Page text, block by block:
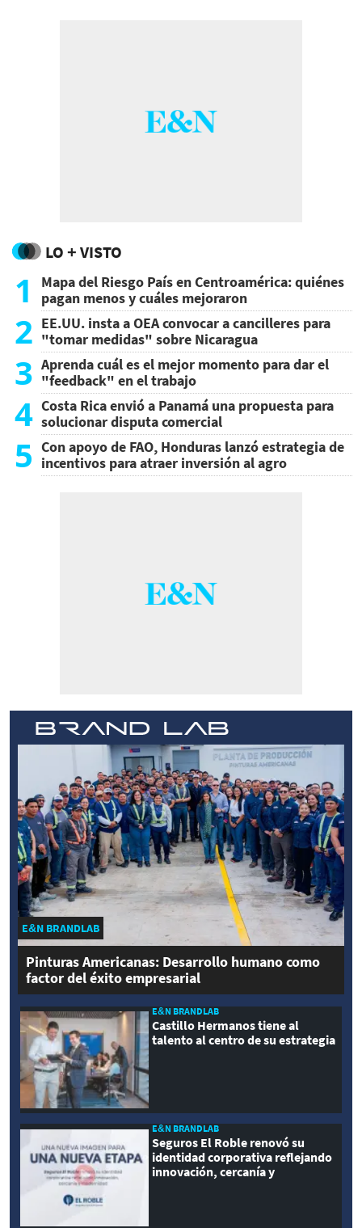
LO + VISTO
1
Mapa del Riesgo País en Centroamérica: quiénes
pagan menos y cuáles mejoraron
2 EE.UU. insta a OEA convocar a cancilleres para
"tomar medidas" sobre Nicaragua
3 Aprenda cuál es el mejor momento para dar el
"feedback" en el trabajo
4 Costa Rica envió a Panamá una propuesta para
solucionar disputa comercial
5 Con apoyo de FAO, Honduras lanzó estrategia de
incentivos para atraer inversión al agro
E&N BRANDLAB
Pinturas Americanas: Desarrollo humano como
factor del éxito empresarial
E&N BRANDLAB
Castillo Hermanos tiene al
talento al centro de su estrategia
E&N BRANDLAB
Seguros El Roble renovó su
identidad corporativa reflejando
innovación, cercanía y